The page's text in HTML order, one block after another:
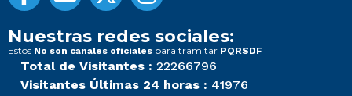
Nuestras redes sociales:
Estos No son canales oficiales para tramitar PQRSDF
Total de Visitantes : 22266796
Visitantes Últimas 24 horas : 41976